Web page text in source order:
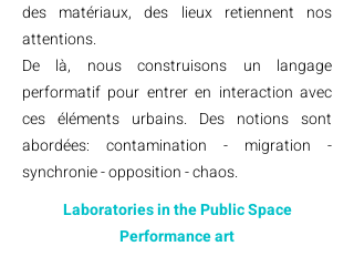
des matériaux, des lieux retiennent nos
attentions.
De là, nous construisons un langage
performatif pour entrer en interaction avec
ces éléments urbains. Des notions sont
abordées: contamination - migration -
synchronie - opposition - chaos.
Laboratories in the Public Space
Performance art